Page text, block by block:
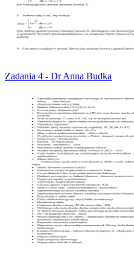
Zadania 4 - Dr Anna Budka